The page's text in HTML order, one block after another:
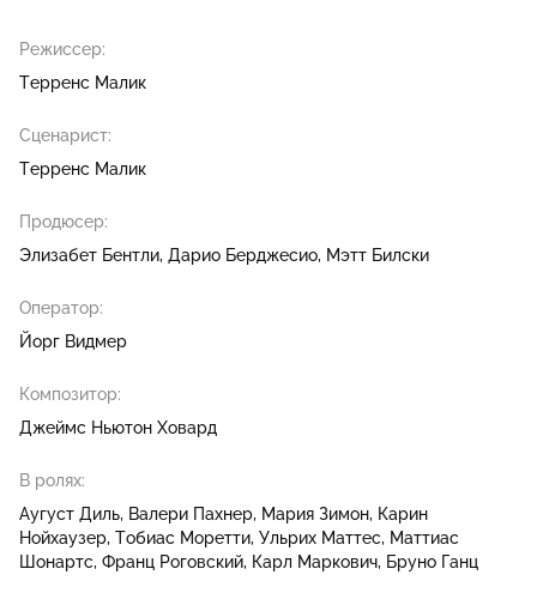
Режиссер:
Терренс Малик
Сценарист:
Терренс Малик
Продюсер:
Элизабет Бентли Дарио Берджесио Мэтт Билски
Оператор:
Йорг Видмер
Композитор:
Джеймс Ньютон Ховард
В ролях:
Аугуст Диль Валери Пахнер Мария Зимон Карин
Нойхаузер Тобиас Моретти Ульрих Маттес Маттиас
Шонартс Франц Роговский Карл Маркович Бруно Ганц